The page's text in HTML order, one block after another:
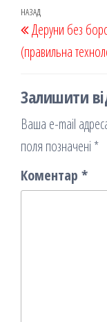
k on
Навігація
записів
Попередній
запис
НАЗАД
Деруни без
(правильна
Залишити
Ваша e-mail
поля позначені *
Коментар *